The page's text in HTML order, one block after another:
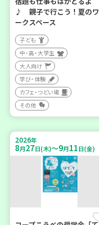
♪ 親子で行こう！夏のワ
ークスペース
子ども
中・高・大学生
大人向け
学び・体験
カフェ・つどい場
その他
2026年
8月27日(木)～9月11日(金)